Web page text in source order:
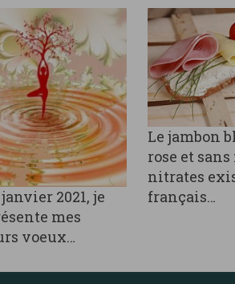
2021, je
mes
voeux…
Le jambon
rose et
nitrates
français…